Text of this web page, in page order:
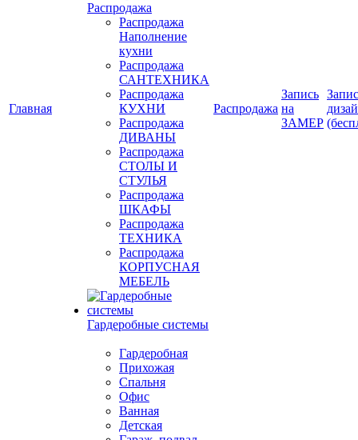
Главная
Распродажа
Распродажа
Наполнение
кухни
Распродажа
САНТЕХНИКА
Распродажа
КУХНИ
Распродажа
ДИВАНЫ
Распродажа
СТОЛЫ И
СТУЛЬЯ
Распродажа
ШКАФЫ
Распродажа
ТЕХНИКА
Распродажа
КОРПУСНАЯ
МЕБЕЛЬ
Гардеробные системы
Гардеробная
Прихожая
Спальня
Офис
Ванная
Детская
Распродажа
Запись
на
ЗАМЕР